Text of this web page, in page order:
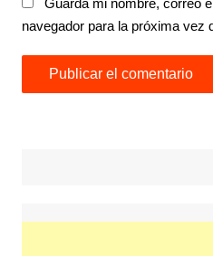
navegador para la próxima vez